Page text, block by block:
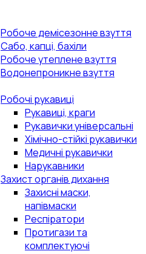
Робоче демісезонне взуття
Сабо, капці, бахіли
Робоче утеплене взуття
Водонепроникне взуття
Робочі рукавиці
Рукавиці, краги
Рукавички універсальні
Хімічно-стійкі рукавички
Медичні рукавички
Нарукавники
Захист органів дихання
Захисні маски,
напівмаски
Респіратори
Протигази та
комплектуючі